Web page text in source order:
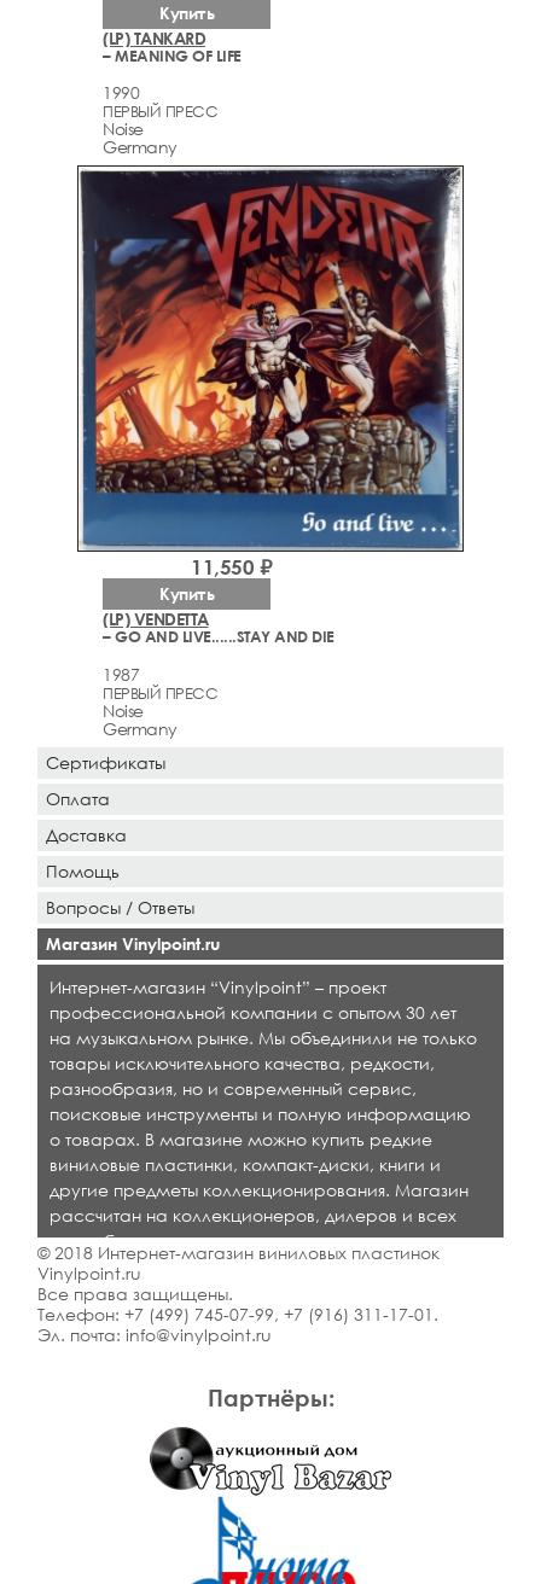
(LP) TANKARD
– MEANING OF LIFE
1990
ПЕРВЫЙ ПРЕСС
Noise
Germany
Купить
(LP) VENDETTA
– GO AND LIVE......STAY AND DIE
1987
ПЕРВЫЙ ПРЕСС
Noise
Germany
11,550 ₽
Купить
Партнёры:
Сертификаты
Оплата
Доставка
Помощь
Вопросы / Ответы
Магазин Vinylpoint.ru
Интернет-магазин “Vinylpoint” – проект
профессиональной компании с опытом 30 лет
на музыкальном рынке. Мы объединили не только
товары исключительного качества, редкости,
разнообразия, но и современный сервис,
поисковые инструменты и полную информацию
о товарах. В магазине можно купить редкие
виниловые пластинки, компакт-диски, книги и
другие предметы коллекционирования. Магазин
рассчитан на коллекционеров, дилеров и всех
кто любит качественную музыку.
© 2018 Интернет-магазин виниловых пластинок
Vinylpoint.ru
Все права защищены.
Телефон: +7 (499) 745-07-99, +7 (916) 311-17-01 .
Эл. почта: info@vinylpoint.ru